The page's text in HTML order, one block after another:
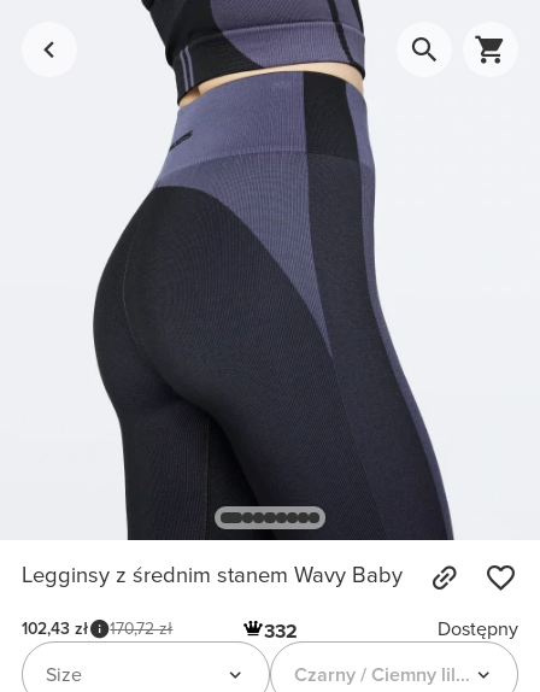
Legginsy z średnim stanem Wavy Baby
102,43 zł 170,72 zł 332
Dostępny
Czarny / Ciemny liliowy
Size